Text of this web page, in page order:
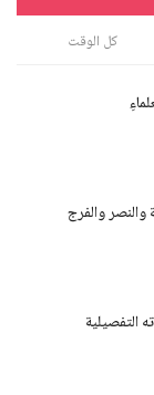
كل الوقت
والنصر والفرج
التفصيلية